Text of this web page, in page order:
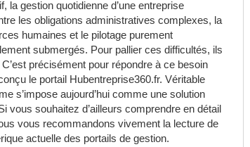
la gestion quotidienne d’une entreprise
les obligations administratives complexes, la
humaines et le pilotage purement
submergés. Pour pallier ces difficultés, ils
précisément pour répondre à ce besoin
le portail Hubentreprise360.fr. Véritable
s’impose aujourd’hui comme une solution
vous souhaitez d’ailleurs comprendre en détail
vous recommandons vivement la lecture de
actuelle des portails de gestion.